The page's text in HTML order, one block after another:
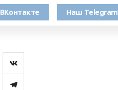
ВКонтакте Наш Telegram